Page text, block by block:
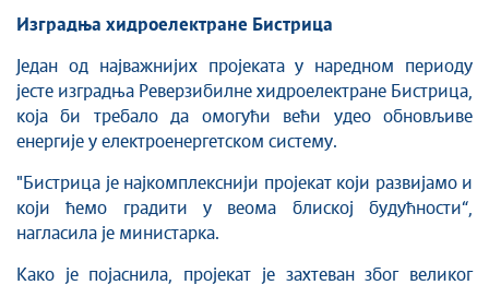
Изградња хидроелектране Бистрица
Један од најважнијих пројеката у наредном периоду
јесте изградња Реверзибилне хидроелектране Бистрица,
која би требало да омогући већи удео обновљиве
енергије у електроенергетском систему.
"Бистрица је најкомплекснији пројекат који развијамо и
који ћемо градити у веома блиској будућности“,
нагласила је министарка.
Како је појаснила, пројекат је захтеван због великог